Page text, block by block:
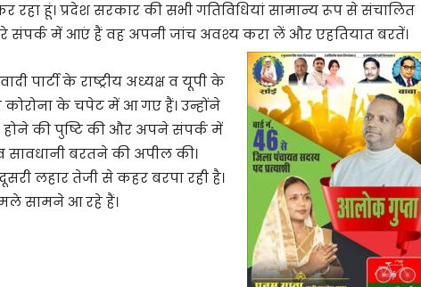
रहा हूं। प्रदेश सरकार की सभी गतिविधियां सामान्य रूप से संचालित
संपर्क में आएं हैं वह अपनी जांच अवश्य करा लें और एहतियात बरतें।
पार्टी के राष्ट्रीय अध्यक्ष व यूपी के
कोरोना के चपेट में आ गए हैं। उन्होंने
होने की पुष्टि की और अपने संपर्क में
बरतने की अपील की।
लहार तेजी से कहर बरपा रही है।
सामने आ रहे हैं।